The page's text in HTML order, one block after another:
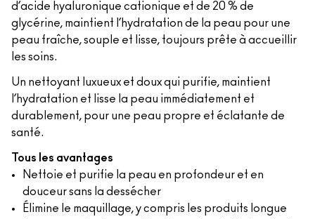
d’acide hyaluronique cationique et de 20 % de
glycérine, maintient l’hydratation de la peau pour une
peau fraîche, souple et lisse, toujours prête à accueillir
les soins.
Un nettoyant luxueux et doux qui purifie, maintient
l’hydratation et lisse la peau immédiatement et
durablement, pour une peau propre et éclatante de
santé.
Tous les avantages
Nettoie et purifie la peau en profondeur et en
douceur sans la dessécher
Élimine le maquillage, y compris les produits longue